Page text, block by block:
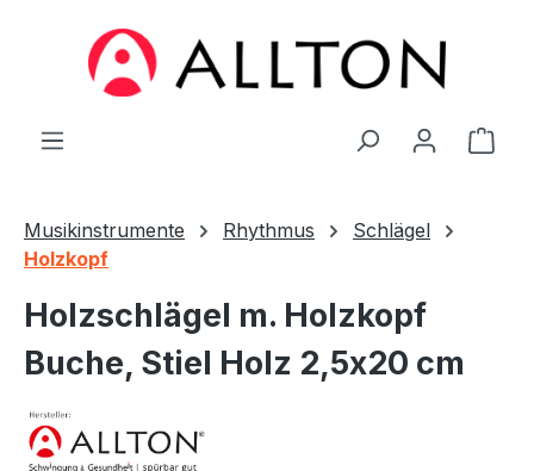
Zum Hauptinhalt springen
Musikinstrumente Rhythmus
Schlägel
Holzkopf
Holzschlägel m. Holzkopf
Buche, Stiel Holz 2,5x20 cm